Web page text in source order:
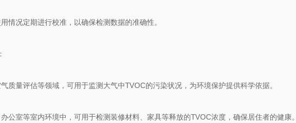
况定期进行校准，以确保检测数据的准确性。
量评估等领域，可用于监测大气中TVOC的污染状况，为环境保护提供科学依据。
室等室内环境中，可用于检测装修材料、家具等释放的TVOC浓度，确保居住者的健康